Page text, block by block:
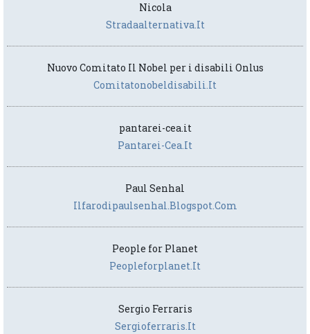
Nicola
Stradaalternativa.it
Nuovo Comitato Il Nobel per i disabili Onlus
Comitatonobeldisabili.it
pantarei-cea.it
Pantarei-Cea.it
Paul Senhal
Ilfarodipaulsenhal.blogspot.com
People for Planet
Peopleforplanet.it
Sergio Ferraris
Sergioferraris.it